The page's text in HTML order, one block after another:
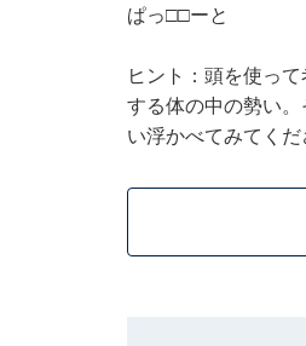
ぱっ□□ーと
ヒント：頭を使っ
する体の中の勢い
い浮かべてみてくだ